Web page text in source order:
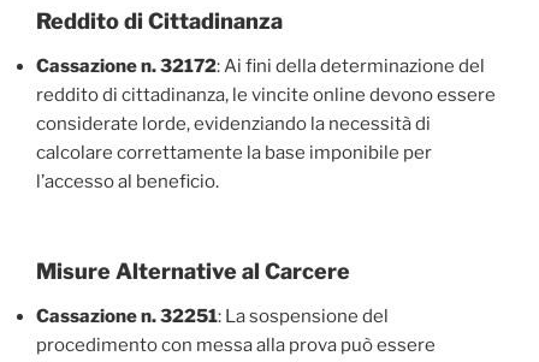
Reddito di Cittadinanza
Cassazione n. 32172: Ai fini della determinazione del
reddito di cittadinanza, le vincite online devono essere
considerate lorde, evidenziando la necessità di
calcolare correttamente la base imponibile per
l’accesso al beneficio.
Misure Alternative al Carcere
Cassazione n. 32251: La sospensione del
procedimento con messa alla prova può essere